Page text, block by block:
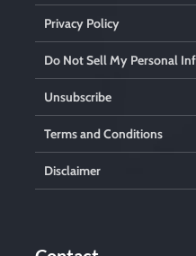
Privacy Policy
Do Not Sell My Personal
Unsubscribe
Terms and Conditions
Disclaimer